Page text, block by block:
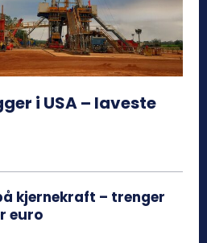
i USA – laveste
kjernekraft – trenger
euro